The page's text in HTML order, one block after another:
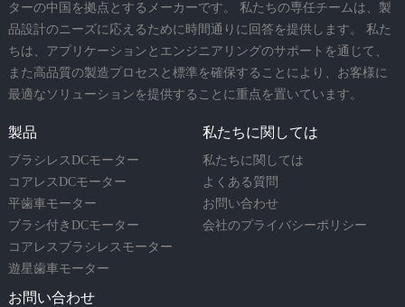
ターの中国を拠点とするメーカーです。 私たちの専任チームは、製
品設計のニーズに応えるために時間通りに回答を提供します。 私た
ちは、アプリケーションとエンジニアリングのサポートを通じて、
また高品質の製造プロセスと標準を確保することにより、お客様に
最適なソリューションを提供することに重点を置いています。
製品
ブラシレスDCモーター
コアレスDCモーター
平歯車モーター
ブラシ付きDCモーター
コアレスブラシレスモーター
遊星歯車モーター
私たちに関しては
私たちに関しては
よくある質問
お問い合わせ
会社のプライバシーポリシー
お問い合わせ